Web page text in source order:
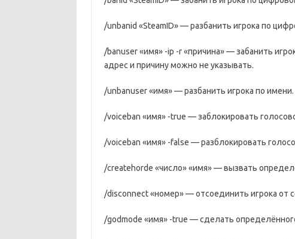
/unbanid «SteamID» — разбанить игрока по
/banuser «имя» -ip -r «причина» — забанить
адрес и причину можно не указывать.
/unbanuser «имя» — разбанить игрока по имени.
/voiceban «имя» -true — заблокировать
/voiceban «имя» -false — разблокировать
/createhorde «число» «имя» — вызвать
/disconnect «номер» — отсоединить игрока от
/godmode «имя» -true — сделать